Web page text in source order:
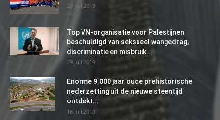
29 juli 2019
Top VN-organisatie voor Palestijnen
beschuldigd van seksueel wangedrag,
discriminatie en misbruik...
29 juli 2019
Enorme 9.000 jaar oude prehistorische
nederzetting uit de nieuwe steentijd
ontdekt...
16 juli 2019